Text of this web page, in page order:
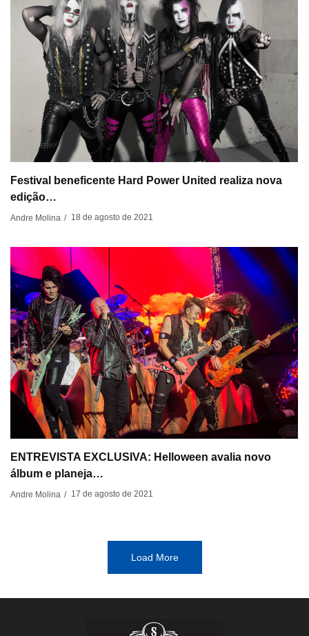
Festival beneficente Hard Power United realiza nova
edição…
Andre Molina / 18 de agosto de 2021
ENTREVISTA EXCLUSIVA: Helloween avalia novo
álbum e planeja…
Andre Molina / 17 de agosto de 2021
Load More